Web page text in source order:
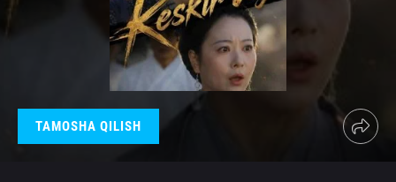
TAMOSHA QILISH